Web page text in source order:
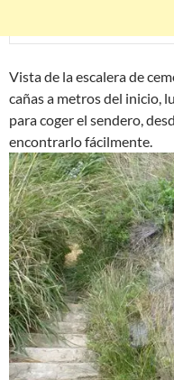
Vista de la escalera de
cañas a metros del inicio,
para coger el sendero,
encontrarlo fácilmente.